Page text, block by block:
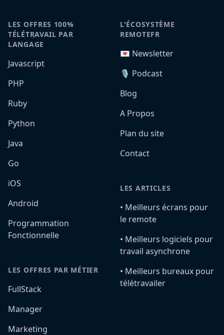
LES OFFRES 100%
TÉLÉTRAVAIL PAR
LANGAGE
Javascript
PHP
Ruby
Python
Java
Go
iOS
Android
Programmation
Fonctionnelle
LES OFFRES PAR MÉTIER
FullStack
Manager
Marketing
L'ÉCOSYSTÈME
REMOTEFR
💌 Newsletter
🎙️ Podcast
Blog
A Propos
Plan du site
Contact
LES ARTICLES
•️ Meilleurs écrans pour
le remote
•️ Meilleurs logiciels pour
travail asynchrone
•️ Meilleurs bureaux pour
télétravailer